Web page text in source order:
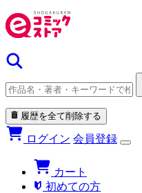
履歴を全て削除する
ログイン 会員登録
カート
初めての方